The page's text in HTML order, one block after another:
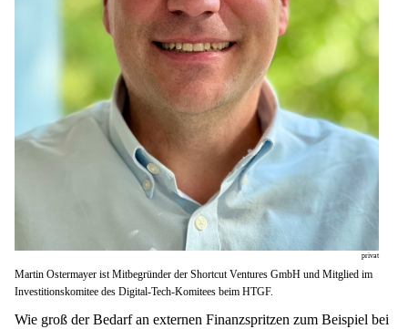
privat
Martin Ostermayer ist Mitbegründer der Shortcut Ventures GmbH und Mitglied im
Investitionskomitee des Digital-Tech-Komitees beim HTGF.
Wie groß der Bedarf an externen Finanzspritzen zum Beispiel bei